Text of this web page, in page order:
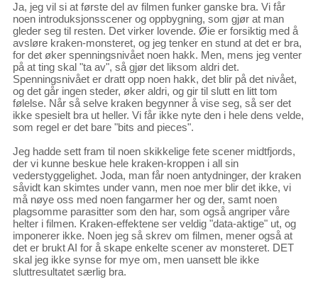
Ja, jeg vil si at første del av filmen funker ganske bra. Vi får
noen introduksjonsscener og oppbygning, som gjør at man
gleder seg til resten. Det virker lovende. Øie er forsiktig med å
avsløre kraken-monsteret, og jeg tenker en stund at det er bra,
for det øker spenningsnivået noen hakk. Men, mens jeg venter
på at ting skal "ta av", så gjør det liksom aldri det.
Spenningsnivået er dratt opp noen hakk, det blir på det nivået,
og det går ingen steder, øker aldri, og gir til slutt en litt tom
følelse. Når så selve kraken begynner å vise seg, så ser det
ikke spesielt bra ut heller. Vi får ikke nyte den i hele dens velde,
som regel er det bare "bits and pieces".
Jeg hadde sett fram til noen skikkelige fete scener midtfjords,
der vi kunne beskue hele kraken-kroppen i all sin
vederstyggelighet. Joda, man får noen antydninger, der kraken
såvidt kan skimtes under vann, men noe mer blir det ikke, vi
må nøye oss med noen fangarmer her og der, samt noen
plagsomme parasitter som den har, som også angriper våre
helter i filmen. Kraken-effektene ser veldig "data-aktige" ut, og
imponerer ikke. Noen jeg så skrev om filmen, mener også at
det er brukt AI for å skape enkelte scener av monsteret. DET
skal jeg ikke synse for mye om, men uansett ble ikke
sluttresultatet særlig bra.